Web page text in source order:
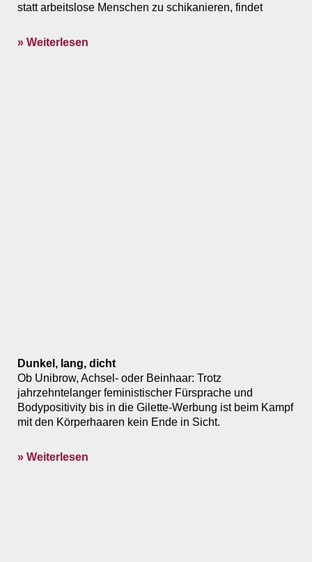
statt arbeitslose Menschen zu schikanieren, findet
» Weiterlesen
Dunkel, lang, dicht
Ob Unibrow, Achsel- oder Beinhaar: Trotz
jahrzehntelanger feministischer ­Fürsprache und
Bodypositivity bis in die Gilette-­Werbung ist beim Kampf
mit den Körperhaaren kein Ende in Sicht.
» Weiterlesen